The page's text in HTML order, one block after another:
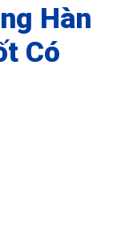
Hàn
Có